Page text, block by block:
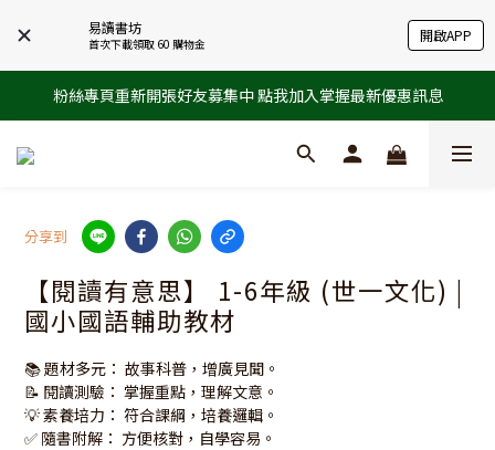
易讀書坊
首次下載領取 60 購物金 開啟APP
粉絲專頁重新開張好友募集中 點我加入掌握最新優惠訊息
分享到
【閱讀有意思】 1-6年級 (世一文化) |
國小國語輔助教材
📚 題材多元： 故事科普，增廣見聞。
📝 閱讀測驗： 掌握重點，理解文意。
💡 素養培力： 符合課綱，培養邏輯。
✅ 隨書附解： 方便核對，自學容易。